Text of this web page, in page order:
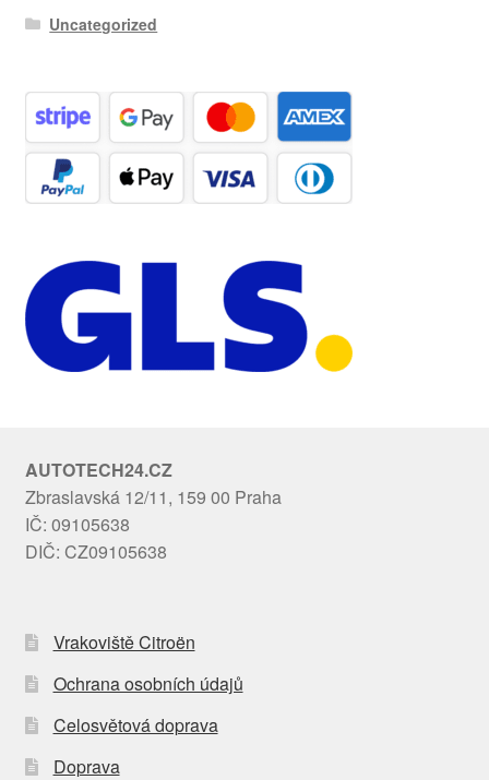
Uncategorized
AUTOTECH24.CZ
Zbraslavská 12/11, 159 00 Praha
IČ: 09105638
DIČ: CZ09105638
Vrakoviště Citroën
Ochrana osobních údajů
Celosvětová doprava
Doprava